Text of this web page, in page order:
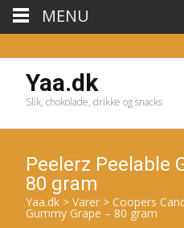
Yaa.dk
Slik, chokolade, drikke og snacks
Peelerz Peelable
80 gram
Yaa.dk > Varer > Coopers
Gummy Grape – 80 gram
MENU